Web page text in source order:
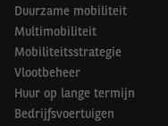
Duurzame mobiliteit
Multimobiliteit
Mobiliteitsstrategie
Vlootbeheer
Huur op lange termijn
Bedrijfsvoertuigen